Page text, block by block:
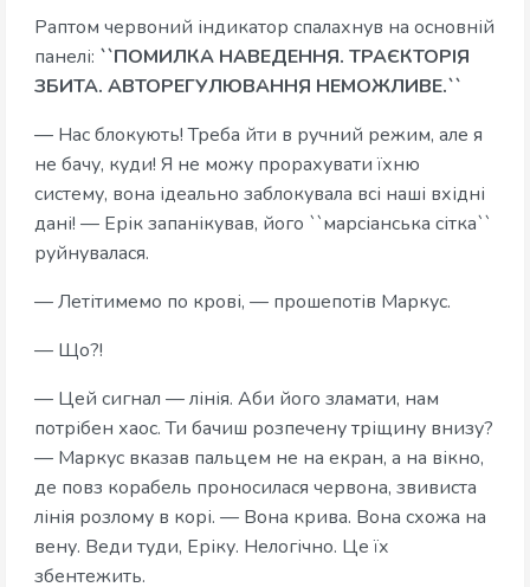
Раптом червоний індикатор спалахнув на основній
панелі: ``ПОМИЛКА НАВЕДЕННЯ. ТРАЄКТОРІЯ
ЗБИТА. АВТОРЕГУЛЮВАННЯ НЕМОЖЛИВЕ.``
— Нас блокують! Треба йти в ручний режим, але я
не бачу, куди! Я не можу прорахувати їхню
систему, вона ідеально заблокувала всі наші вхідні
дані! — Ерік запанікував, його ``марсіанська сітка``
руйнувалася.
— Летітимемо по крові, — прошепотів Маркус.
— Що?!
— Цей сигнал — лінія. Аби його зламати, нам
потрібен хаос. Ти бачиш розпечену тріщину внизу?
— Маркус вказав пальцем не на екран, а на вікно,
де повз корабель проносилася червона, звивиста
лінія розлому в корі. — Вона крива. Вона схожа на
вену. Веди туди, Еріку. Нелогічно. Це їх
збентежить.